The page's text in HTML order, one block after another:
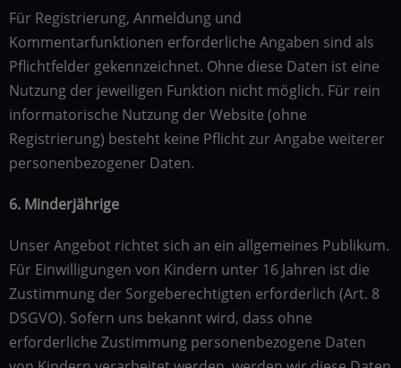
Für Registrierung, Anmeldung und
Kommentarfunktionen erforderliche Angaben sind als
Pflichtfelder gekennzeichnet. Ohne diese Daten ist eine
Nutzung der jeweiligen Funktion nicht möglich. Für rein
informatorische Nutzung der Website (ohne
Registrierung) besteht keine Pflicht zur Angabe weiterer
personenbezogener Daten.
6. Minderjährige
Unser Angebot richtet sich an ein allgemeines Publikum.
Für Einwilligungen von Kindern unter 16 Jahren ist die
Zustimmung der Sorgeberechtigten erforderlich (Art. 8
DSGVO). Sofern uns bekannt wird, dass ohne
erforderliche Zustimmung personenbezogene Daten